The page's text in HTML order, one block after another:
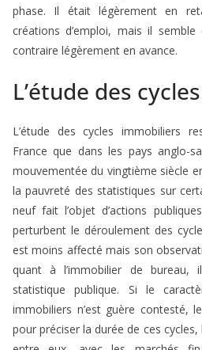
phase. Il était légèrement en
créations d’emploi, mais il
contraire légèrement en avance.
L’étude des cycles
L’étude des cycles immobiliers
France que dans les pays anglo-
mouvementée du vingtième siècle
la pauvreté des statistiques sur
neuf fait l’objet d’actions
perturbent le déroulement des
est moins affecté mais son
quant à l’immobilier de
statistique publique. Si le
immobiliers n’est guère contesté,
pour préciser la durée de ces